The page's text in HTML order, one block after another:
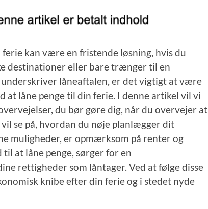
kan være en fristende løsning, hvis du
destinationer eller bare trænger til en
låneaftalen, er det vigtigt at være
at låne penge til din ferie. I denne artikel vil vi
du bør gøre dig, når du overvejer at
se på, hvordan du nøje planlægger dit
muligheder, er opmærksom på renter og
at låne penge, sørger for en
rettigheder som låntager. Ved at følge disse
knibe efter din ferie og i stedet nyde